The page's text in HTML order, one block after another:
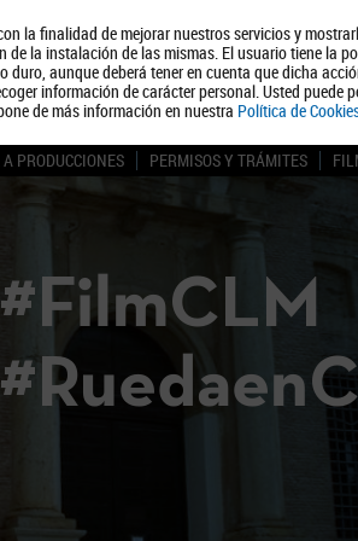
la finalidad de mejorar nuestros servicios y
la instalación de las mismas. El usuario tiene la
aunque deberá tener en cuenta que dicha
información de carácter personal. Usted puede
de más información en nuestra Política de
Quiénes somos Turismo
PRODUCCIONES PERMISOS Y TRÁMITES
#FilmCLM